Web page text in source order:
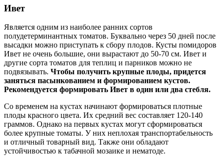
Ивет
Является одним из наиболее ранних сортов
полудетерминантных томатов. Буквально через 50 дней после
высадки можно приступать к сбору плодов. Кусты помидоров
Ивет не очень большие, они вырастают до 50-70 см. Ивет и
другие сорта томатов для теплиц и парников можно не
подвязывать. Чтобы получить крупные плоды, придется
заняться пасынкованием и формированием кустов.
Рекомендуется формировать Ивет в один или два стебля.
Со временем на кустах начинают формироваться плотные
плоды красного цвета. Их средний вес составляет 120-140
граммов. Однако на первых кустах могут сформироваться
более крупные томаты. У них неплохая транспортабельность
и отличный товарный вид. Также они обладают
устойчивостью к табачной мозаике и нематоде.